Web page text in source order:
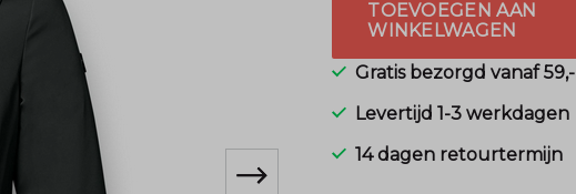
TOEVOEGEN AAN
WINKELWAGEN
Gratis bezorgd vanaf 59,-
Levertijd 1-3 werkdagen
14 dagen retourtermijn